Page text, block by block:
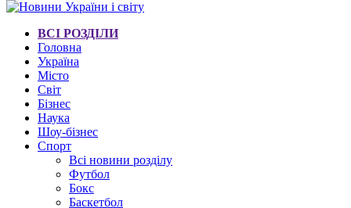
ВСІ РОЗДІЛИ
Головна
Україна
Місто
Світ
Бізнес
Наука
Шоу-бізнес
Спорт
Всі новини розділу
Футбол
Бокс
Баскетбол